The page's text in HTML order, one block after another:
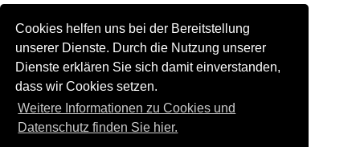
Cookies helfen uns bei der Bereitstellung
unserer Dienste. Durch die Nutzung unserer
Dienste erklären Sie sich damit einverstanden,
dass wir Cookies setzen.
Weitere Informationen zu Cookies und
Datenschutz finden Sie hier.
Tango Orchester
Uncategorized
Unterricht